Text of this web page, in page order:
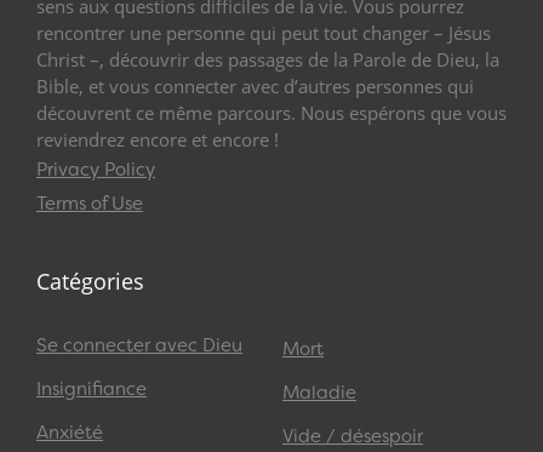
sens aux questions difficiles de la vie. Vous pourrez
rencontrer une personne qui peut tout changer – Jésus
Christ –, découvrir des passages de la Parole de Dieu, la
Bible, et vous connecter avec d’autres personnes qui
découvrent ce même parcours. Nous espérons que vous
reviendrez encore et encore !
Privacy Policy
Terms of Use
Catégories
Se connecter avec Dieu
Insignifiance
Anxiété
Mort
Maladie
Vide / désespoir